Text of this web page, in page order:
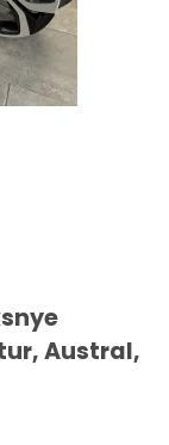
Austral,